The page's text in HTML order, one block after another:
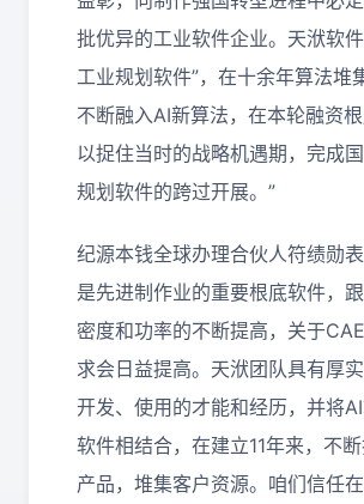
批优异的工业软件企业。天洑软
工业规划软件”，在十余年算法堆
不断融入AI新算法，在本轮融资
以捉住当时的战略机遇期，完成
规划软件的跨过开展。”
纪源本钱全球办理合伙人符绩勋
是先进制作业的重要根底软件，
密度和功率的不断提高，关于
求会日益提高。天洑团队具有厚
开发、使用的才能和经历，并将
软件相结合，在建立11年来，不
产品，堆集客户资源。咱们信任